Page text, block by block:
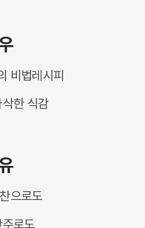
비법레시피
한 식감
으로도
로도